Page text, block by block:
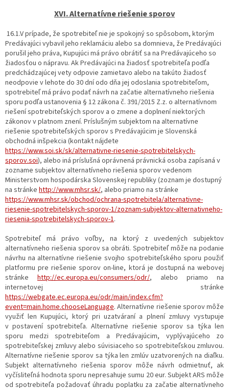
XVI. Alternatívne riešenie sporov
16.1.V prípade, že spotrebiteľ nie je spokojný so spôsobom, ktorým
Predávajúci vybavil jeho reklamáciu alebo sa domnieva, že Predávajúci
porušil jeho práva, Kupujúci má právo obrátiť sa na Predávajúceho so
žiadosťou o nápravu. Ak Predávajúci na žiadosť spotrebiteľa podľa
predchádzajúcej vety odpovie zamietavo alebo na takúto žiadosť
neodpovie v lehote do 30 dní odo dňa jej odoslania spotrebiteľom,
spotrebiteľ má právo podať návrh na začatie alternatívneho riešenia
sporu podľa ustanovenia § 12 zákona č. 391/2015 Z.z. o alternatívnom
riešení spotrebiteľských sporov a o zmene a doplnení niektorých
zákonov v platnom znení. Príslušným subjektom na alternatívne
riešenie spotrebiteľských sporov s Predávajúcim je Slovenská
obchodná inšpekcia (kontakt nájdete
https://www.soi.sk/sk/alternativne-riesenie-spotrebitelskych-
sporov.soi), alebo iná príslušná oprávnená právnická osoba zapísaná v
zozname subjektov alternatívneho riešenia sporov vedenom
Ministerstvom hospodárska Slovenskej republiky (zoznam je dostupný
na stránke http://www.mhsr.sk/, alebo priamo na stránke
https://www.mhsr.sk/obchod/ochrana-spotrebitela/alternativne-
riesenie-spotrebitelskych-sporov-1/zoznam-subjektov-alternativneho-
riesenia-spotrebitelskych-sporov-1.
Spotrebiteľ má právo voľby, na ktorý z uvedených subjektov
alternatívneho riešenia sporov sa obráti. Spotrebiteľ môže na podanie
návrhu na alternatívne riešenie svojho spotrebiteľského sporu použiť
platformu pre riešenie sporov on-line, ktorá je dostupná na webovej
stránke http://ec.europa.eu/consumers/odr/, alebo priamo na
internetovej stránke
https://webgate.ec.europa.eu/odr/main/index.cfm?
event=main.home.chooseLanguage. Alternatívne riešenie sporov môže
využiť len Kupujúci, ktorý pri uzatváraní a plnení zmluvy vystupuje
v postavení spotrebiteľa. Alternatívne riešenie sporov sa týka len
sporu medzi spotrebiteľom a Predávajúcim, vyplývajúceho zo
spotrebiteľskej zmluvy alebo súvisiaceho so spotrebiteľskou zmluvou.
Alternatívne riešenie sporov sa týka len zmlúv uzatvorených na diaľku.
Subjekt alternatívneho riešenia sporov môže návrh odmietnuť, ak
vyčísliteľná hodnota sporu nepresahuje sumu 20 eur. Subjekt ARS môže
od spotrebiteľa požadovať úhradu poplatku za začatie alternatívneho